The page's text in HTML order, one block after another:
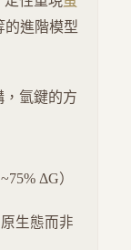
的進階模型
氫鍵的方
ΔG）
生態而非